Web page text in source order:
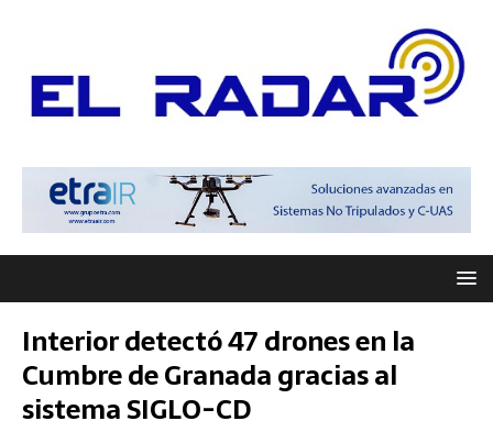
Interior detectó 47 drones en la
Cumbre de Granada gracias al
sistema SIGLO-CD